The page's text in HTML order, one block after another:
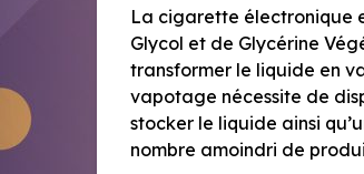
La cigarette électronique
Glycol et de Glycérine
transformer le liquide en
vapotage nécessite de
stocker le liquide ainsi
nombre amoindri de